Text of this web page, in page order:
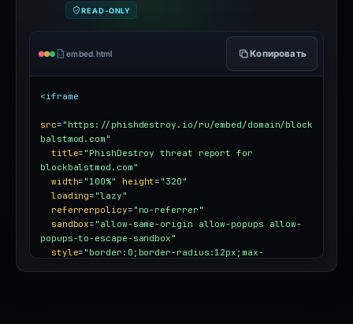
READ-ONLY
embed.html Копировать
<iframe
src= "https://phishdestroy.io/ru/embed/domain/block
balstmod.com"
title= "PhishDestroy threat report for
blockbalstmod.com"
width= "100%" height= "320"
loading= "lazy"
referrerpolicy= "no-referrer"
sandbox= "allow-same-origin allow-popups allow-
popups-to-escape-sandbox"
style= "border:0;border-radius:12px;max-